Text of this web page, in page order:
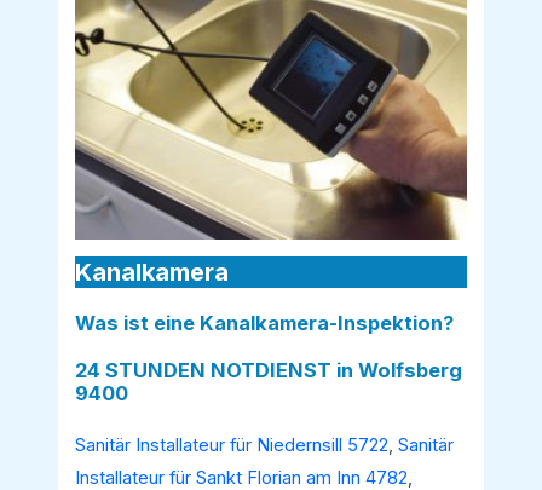
Kanalkamera
Was ist eine Kanalkamera-Inspektion?
24 STUNDEN NOTDIENST in Wolfsberg
9400
Sanitär Installateur für Niedernsill 5722,Sanitär
Installateur für Sankt Florian am Inn 4782,